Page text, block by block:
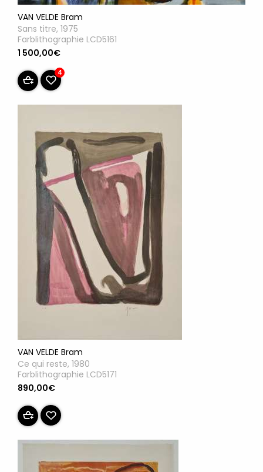
VAN VELDE Bram
Sans titre, 1975
Farblithographie LCD5161
1 500,00€
4
VAN VELDE Bram
Ce qui reste, 1980
Farblithographie LCD5171
890,00€